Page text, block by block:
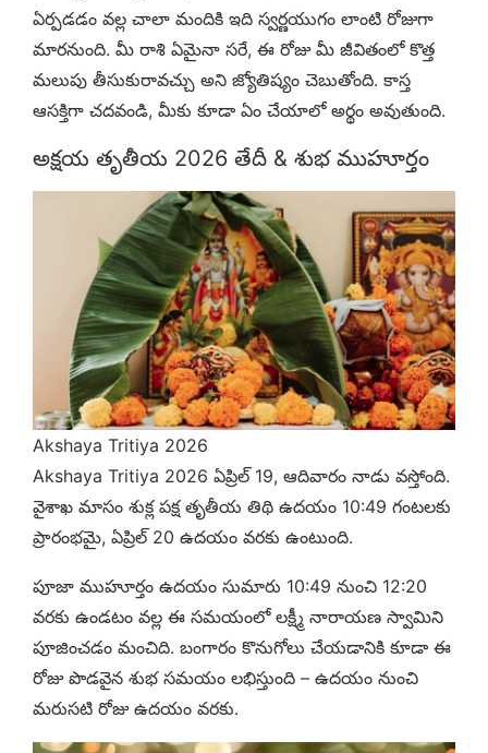
ఏర్పడడం వల్ల చాలా మందికి ఇది స్వర్ణయుగం లాంటి రోజుగా
మారనుంది. మీ రాశి ఏమైనా సరే, ఈ రోజు మీ జీవితంలో కొత్త
మలుపు తీసుకురావచ్చు అని జ్యోతిష్యం చెబుతోంది. కాస్త
ఆసక్తిగా చదవండి, మీకు కూడా ఏం చేయాలో అర్థం అవుతుంది.
అక్షయ తృతీయ 2026 తేదీ & శుభ ముహూర్తం
Akshaya Tritiya 2026
Akshaya Tritiya 2026 ఏప్రిల్ 19, ఆదివారం నాడు వస్తోంది.
వైశాఖ మాసం శుక్ల పక్ష తృతీయ తిథి ఉదయం 10:49 గంటలకు
ప్రారంభమై, ఏప్రిల్ 20 ఉదయం వరకు ఉంటుంది.
పూజా ముహూర్తం ఉదయం సుమారు 10:49 నుంచి 12:20
వరకు ఉండటం వల్ల ఈ సమయంలో లక్ష్మీ నారాయణ స్వామిని
పూజించడం మంచిది. బంగారం కొనుగోలు చేయడానికి కూడా ఈ
రోజు పొడవైన శుభ సమయం లభిస్తుంది – ఉదయం నుంచి
మరుసటి రోజు ఉదయం వరకు.